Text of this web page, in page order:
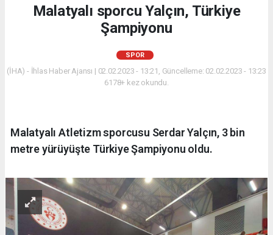
Malatyalı sporcu Yalçın, Türkiye
Şampiyonu
SPOR
(İHA) - İhlas Haber Ajansı | 02.02.2023 - 13:21, Güncelleme: 02.02.2023 - 13:23
6178+ kez okundu.
Malatyalı Atletizm sporcusu Serdar Yalçın, 3 bin
metre yürüyüşte Türkiye Şampiyonu oldu.